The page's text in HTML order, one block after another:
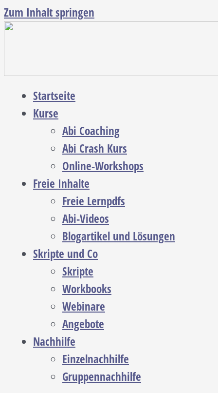
Zum Inhalt springen
Startseite
Kurse
Abi Coaching
Abi Crash Kurs
Online-Workshops
Freie Inhalte
Freie Lernpdfs
Abi-Videos
Blogartikel und Lösungen
Skripte und Co
Skripte
Workbooks
Webinare
Angebote
Nachhilfe
Einzelnachhilfe
Gruppennachhilfe